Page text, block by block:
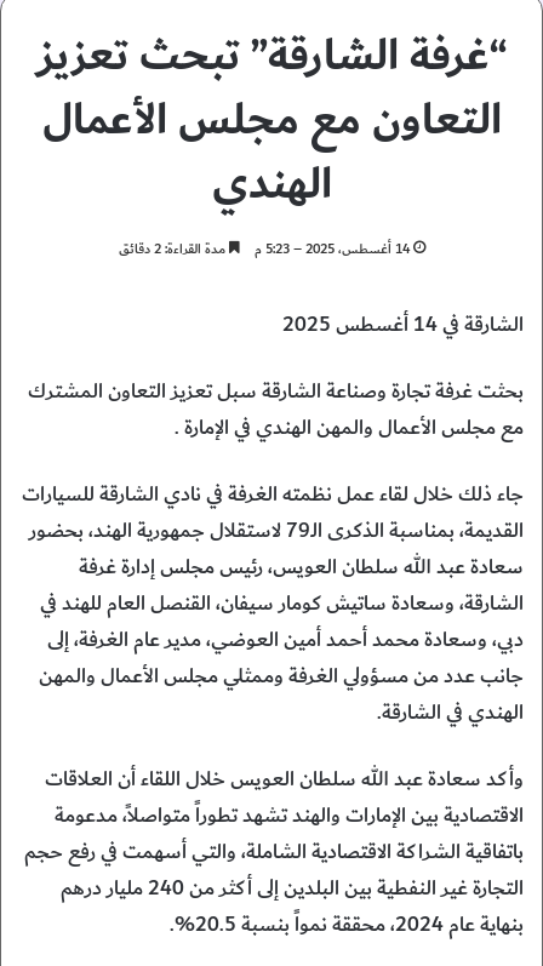
“غرفة الشارقة” تبحث تعزيز
التعاون مع مجلس الأعمال
الهندي
14 أغسطس، 2025 – 5:23 م مدة القراءة: 2 دقائق
الشارقة في 14 أغسطس 2025
بحثت غرفة تجارة وصناعة الشارقة سبل تعزيز التعاون المشترك
مع مجلس الأعمال والمهن الهندي في الإمارة .
جاء ذلك خلال لقاء عمل نظمته الغرفة في نادي الشارقة للسيارات
القديمة، بمناسبة الذكرى الـ79 لاستقلال جمهورية الهند، بحضور
سعادة عبد الله سلطان العويس، رئيس مجلس إدارة غرفة
الشارقة، وسعادة ساتيش كومار سيفان، القنصل العام للهند في
دبي، وسعادة محمد أحمد أمين العوضي، مدير عام الغرفة، إلى
جانب عدد من مسؤولي الغرفة وممثلي مجلس الأعمال والمهن
الهندي في الشارقة.
وأكد سعادة عبد الله سلطان العويس خلال اللقاء أن العلاقات
الاقتصادية بين الإمارات والهند تشهد تطوراً متواصلاً، مدعومة
باتفاقية الشراكة الاقتصادية الشاملة، والتي أسهمت في رفع حجم
التجارة غير النفطية بين البلدين إلى أكثر من 240 مليار درهم
بنهاية عام 2024، محققة نمواً بنسبة 20.5%.